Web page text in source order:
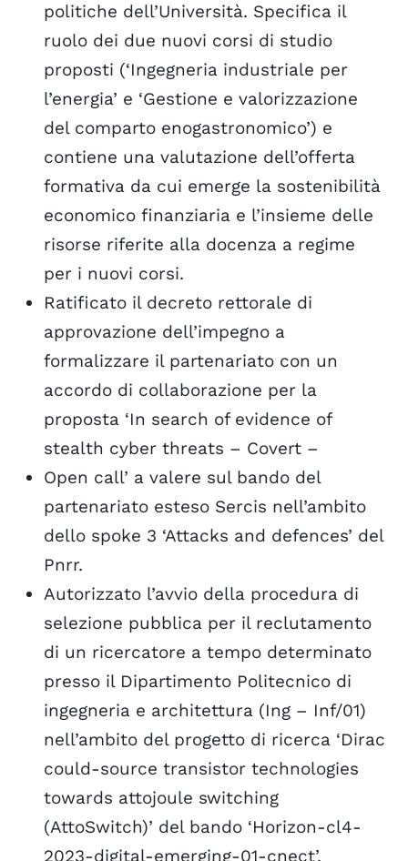
politiche dell’Università. Specifica il
ruolo dei due nuovi corsi di studio
proposti (‘Ingegneria industriale per
l’energia’ e ‘Gestione e valorizzazione
del comparto enogastronomico’) e
contiene una valutazione dell’offerta
formativa da cui emerge la sostenibilità
economico finanziaria e l’insieme delle
risorse riferite alla docenza a regime
per i nuovi corsi.
Ratificato il decreto rettorale di
approvazione dell’impegno a
formalizzare il partenariato con un
accordo di collaborazione per la
proposta ‘In search of evidence of
stealth cyber threats – Covert –
Open call’ a valere sul bando del
partenariato esteso Sercis nell’ambito
dello spoke 3 ‘Attacks and defences’ del
Pnrr.
Autorizzato l’avvio della procedura di
selezione pubblica per il reclutamento
di un ricercatore a tempo determinato
presso il Dipartimento Politecnico di
ingegneria e architettura (Ing – Inf/01)
nell’ambito del progetto di ricerca ‘Dirac
could-source transistor technologies
towards attojoule switching
(AttoSwitch)’ del bando ‘Horizon-cl4-
2023-digital-emerging-01-cnect’.